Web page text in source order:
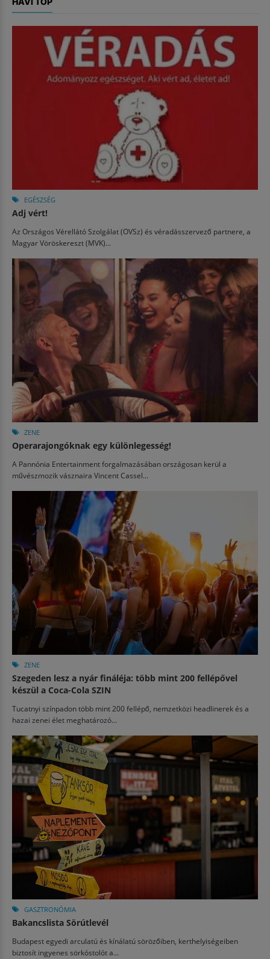
EGÉSZSÉG
Adj vért!
Az Országos Vérellátó Szolgálat (OVSz) és véradásszervező partnere, a
Magyar Vöröskereszt (MVK)...
ZENE
Operarajongóknak egy különlegesség!
A Pannónia Entertainment forgalmazásában országosan kerül a
művészmozik vásznaira Vincent Cassel...
ZENE
Szegeden lesz a nyár fináléja: több mint 200 fellépővel
készül a Coca-Cola SZIN
Tucatnyi színpadon több mint 200 fellépő, nemzetközi headlinerek és a
hazai zenei élet meghatározó...
GASZTRONÓMIA
Bakancslista Sörútlevél
Budapest egyedi arculatú és kínálatú sörözőiben, kerthelyiségeiben
biztosít ingyenes sörkóstolót a...